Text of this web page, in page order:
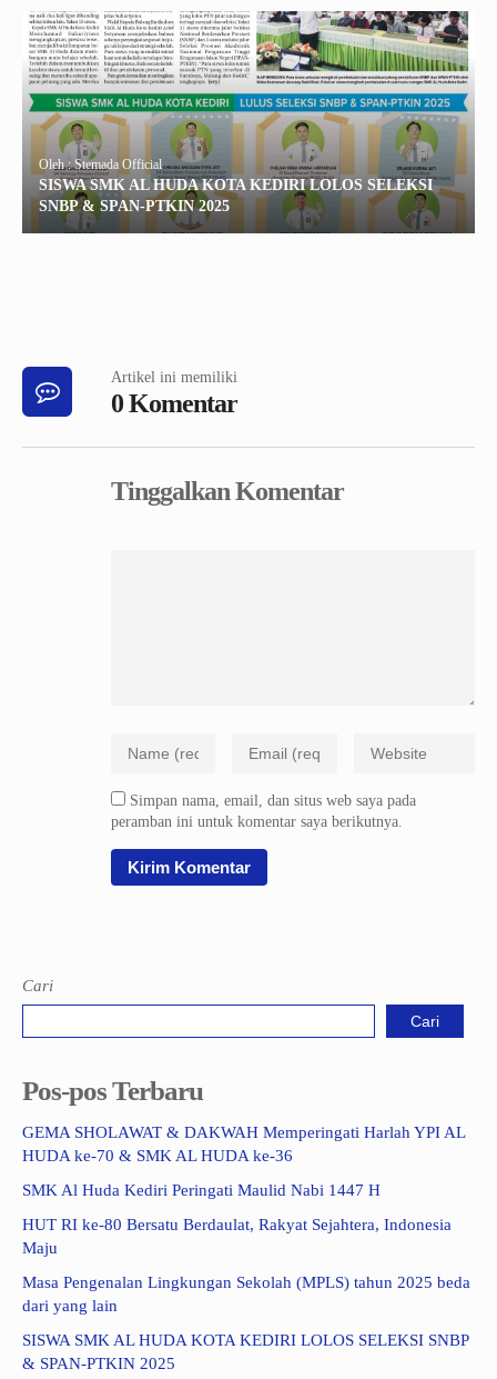
Oleh : Stemada Official
SISWA SMK AL HUDA KOTA KEDIRI LOLOS SELEKSI
SNBP & SPAN-PTKIN 2025
Artikel ini memiliki
0 Komentar
Tinggalkan Komentar
Simpan nama, email, dan situs web saya pada
peramban ini untuk komentar saya berikutnya.
Cari
Cari
Pos-pos Terbaru
GEMA SHOLAWAT & DAKWAH Memperingati Harlah YPI AL
HUDA ke-70 & SMK AL HUDA ke-36
SMK Al Huda Kediri Peringati Maulid Nabi 1447 H
HUT RI ke-80 Bersatu Berdaulat, Rakyat Sejahtera, Indonesia
Maju
Masa Pengenalan Lingkungan Sekolah (MPLS) tahun 2025 beda
dari yang lain
SISWA SMK AL HUDA KOTA KEDIRI LOLOS SELEKSI SNBP
& SPAN-PTKIN 2025